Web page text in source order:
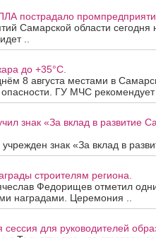
пострадало
Самарской области сегодня
..
до +35°C.
8 августа местами в
ГУ МЧС рекомендует
знак «За вклад в развитие
знак «За вклад в
строителям региона.
Федорищев отметил
наградами. Церемония ..
сессия для руководителей